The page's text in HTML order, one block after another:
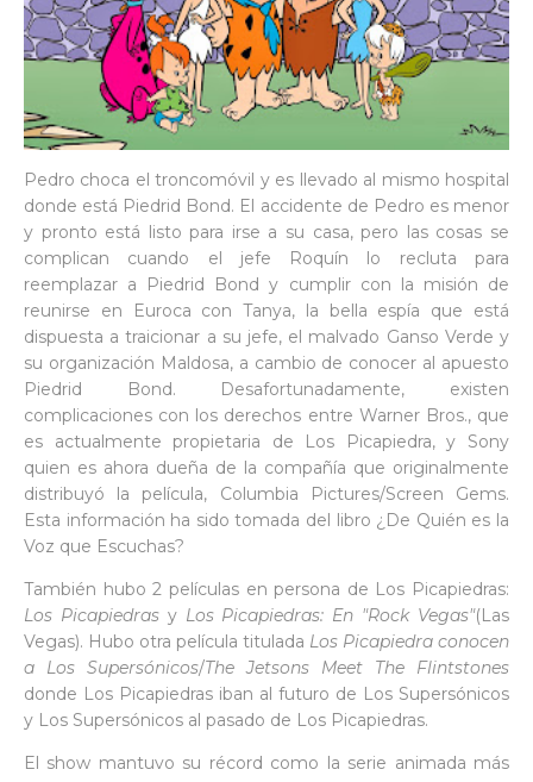
Pedro choca el troncomóvil y es llevado al mismo hospital
donde está Piedrid Bond. El accidente de Pedro es menor
y pronto está listo para irse a su casa, pero las cosas se
complican cuando el jefe Roquín lo recluta para
reemplazar a Piedrid Bond y cumplir con la misión de
reunirse en Euroca con Tanya, la bella espía que está
dispuesta a traicionar a su jefe, el malvado Ganso Verde y
su organización Maldosa, a cambio de conocer al apuesto
Piedrid Bond. Desafortunadamente, existen
complicaciones con los derechos entre Warner Bros., que
es actualmente propietaria de Los Picapiedra, y Sony
quien es ahora dueña de la compañía que originalmente
distribuyó la película, Columbia Pictures/Screen Gems.
Esta información ha sido tomada del libro ¿De Quién es la
Voz que Escuchas?
También hubo 2 películas en persona de Los Picapiedras:
Los Picapiedrasy Los Picapiedras: En "Rock Vegas"(Las
Vegas). Hubo otra película titulada Los Picapiedra conocen
a Los Supersónicos/The Jetsons Meet The Flintstones
donde Los Picapiedras iban al futuro de Los Supersónicos
y Los Supersónicos al pasado de Los Picapiedras.
El show mantuvo su récord como la serie animada más